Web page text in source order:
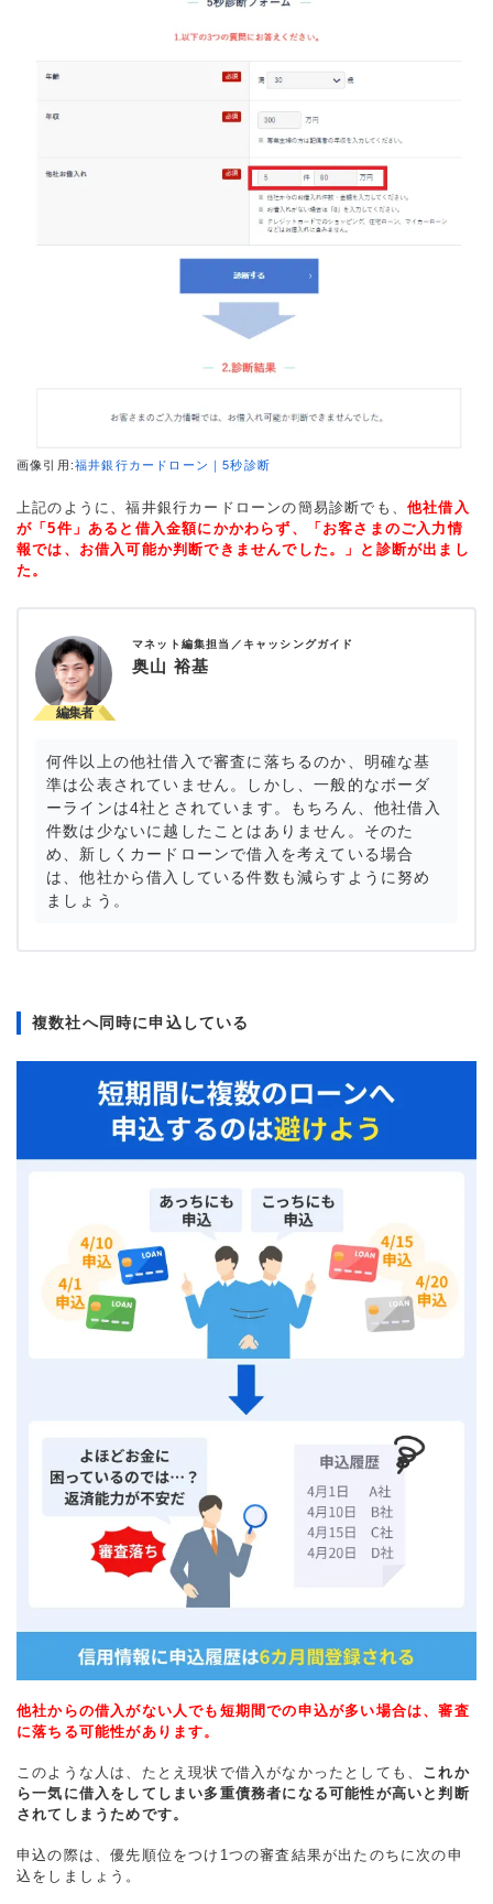
画像引用:福井銀行カードローン｜5秒診断
上記のように、福井銀行カードローンの簡易診断でも、 他社借入
が「5件」あると借入金額にかかわらず、「お客さまのご入力情
報では、お借入可能か判断できませんでした。」と診断が出まし
た。
マネット編集担当／キャッシングガイド
奥山 裕基
何件以上の他社借入で審査に落ちるのか、明確な基
準は公表されていません。しかし、一般的なボーダ
ーラインは4社とされています。もちろん、他社借入
件数は少ないに越したことはありません。そのた
め、新しくカードローンで借入を考えている場合
は、他社から借入している件数も減らすように努め
ましょう。
複数社へ同時に申込している
他社からの借入がない人でも短期間での申込が多い場合は、審査
に落ちる可能性があります。
このような人は、たとえ現状で借入がなかったとしても、 これか
ら一気に借入をしてしまい多重債務者になる可能性が高いと判断
されてしまうためです。
申込の際は、優先順位をつけ1つの審査結果が出たのちに次の申
込をしましょう。